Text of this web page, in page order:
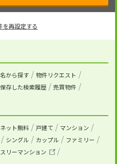
を再設定する
から探す
物件リクエスト
保存した検索履歴 売買物件
ット無料 戸建て
マンション
シングル カップル
ファミリー
リーマンション